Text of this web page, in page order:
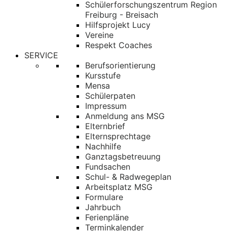
Schülerforschungszentrum Region
Freiburg - Breisach
Hilfsprojekt Lucy
Vereine
Respekt Coaches
SERVICE
Berufsorientierung
Kursstufe
Mensa
Schülerpaten
Impressum
Anmeldung ans MSG
Elternbrief
Elternsprechtage
Nachhilfe
Ganztagsbetreuung
Fundsachen
Schul- & Radwegeplan
Arbeitsplatz MSG
Formulare
Jahrbuch
Ferienpläne
Terminkalender